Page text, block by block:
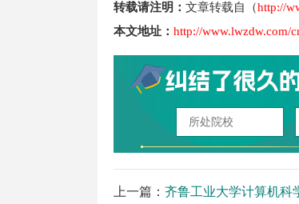
转载请注明： 文章转载自（http://
本文地址： http://www.lwzdw.com/
上一篇： 齐鲁工业大学计算机科